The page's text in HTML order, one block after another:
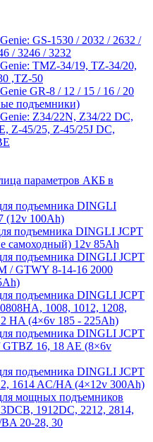
GS-1530 / 2032 / 2632 /
/ 3246 / 3232
TMZ-34/19, TZ-34/20,
,TZ-50
GR-8 / 12 / 15 / 16 / 20
подъемники)
Z34/22N, Z34/22 DC,
Z-45/25, Z-45/25J DC,
параметров АКБ в
подъемника DINGLI
(12v 100Ah)
подъемника DINGLI JCPT
самоходный) 12v 85Ah
подъемника DINGLI JCPT
/ GTWY 8-14-16 2000
подъемника DINGLI JCPT
1008, 1012, 1208,
HA (4×6v 185 - 225Ah)
подъемника DINGLI JCPT
GTBZ 16, 18 AE (8×6v
подъемника DINGLI JCPT
1614 AC/HA (4×12v 300Ah)
мощных подъемников
1912DC, 2212, 2814,
20-28, 30